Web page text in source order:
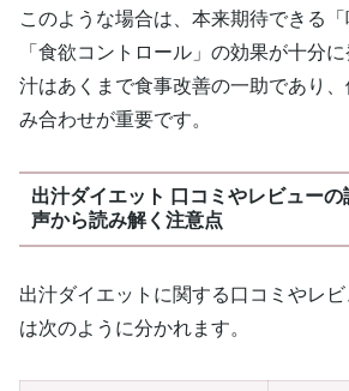
このような場合は、本来期待できる
「食欲コントロール」の効果が十分
汁はあくまで食事改善の一助であり
み合わせが重要です。
出汁ダイエット 口コミやレビュー
声から読み解く注意点
出汁ダイエットに関する口コミやレ
は次のように分かれます。